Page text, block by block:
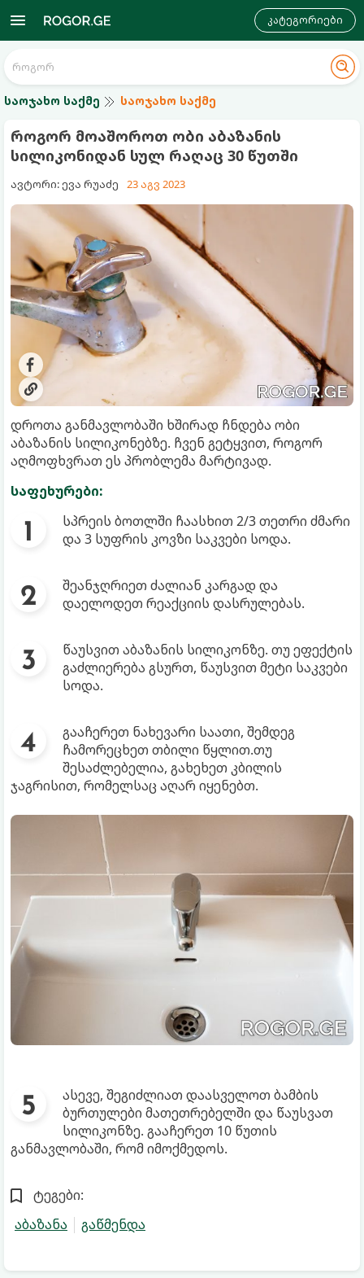
კატეგორიები
საოჯახო საქმე საოჯახო საქმე
როგორ მოაშოროთ ობი აბაზანის
სილიკონიდან სულ რაღაც 30 წუთში
ავტორი: ევა რუაძე 23 აგვ 2023
დროთა განმავლობაში ხშირად ჩნდება ობი
აბაზანის სილიკონებზე. ჩვენ გეტყვით, როგორ
აღმოფხვრათ ეს პრობლემა მარტივად.
საფეხურები:
სპრეის ბოთლში ჩაასხით 2/3 თეთრი ძმარი
და 3 სუფრის კოვზი საკვები სოდა.
შეანჯღრიეთ ძალიან კარგად და
დაელოდეთ რეაქციის დასრულებას.
წაუსვით აბაზანის სილიკონზე. თუ ეფექტის
გაძლიერება გსურთ, წაუსვით მეტი საკვები
სოდა.
გააჩერეთ ნახევარი საათი, შემდეგ
ჩამორეცხეთ თბილი წყლით.თუ
შესაძლებელია, გახეხეთ კბილის
ჯაგრისით, რომელსაც აღარ იყენებთ.
ასევე, შეგიძლიათ დაასველოთ ბამბის
ბურთულები მათეთრებელში და წაუსვათ
სილიკონზე. გააჩერეთ 10 წუთის
განმავლობაში, რომ იმოქმედოს.
ტეგები:
აბაზანა
გაწმენდა